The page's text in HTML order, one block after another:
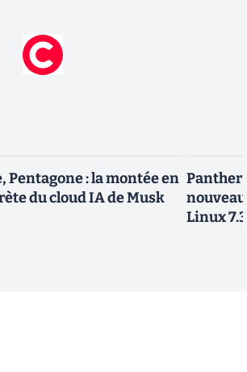
Pentagone : la montée en
du cloud IA de Musk
Panther
Linux 7.3